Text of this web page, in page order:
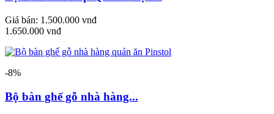
Giá bán: 1.500.000 vnđ
1.650.000 vnđ
-8%
Bộ bàn ghế gỗ nhà hàng...